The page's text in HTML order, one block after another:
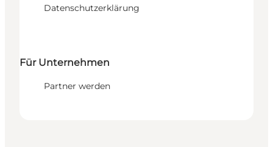
Datenschutzerklärung
Für Unternehmen
Partner werden